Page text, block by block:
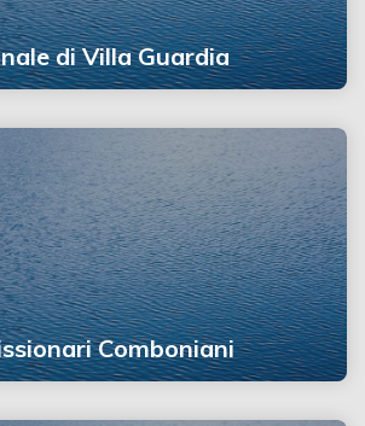
di Villa Guardia
Comboniani